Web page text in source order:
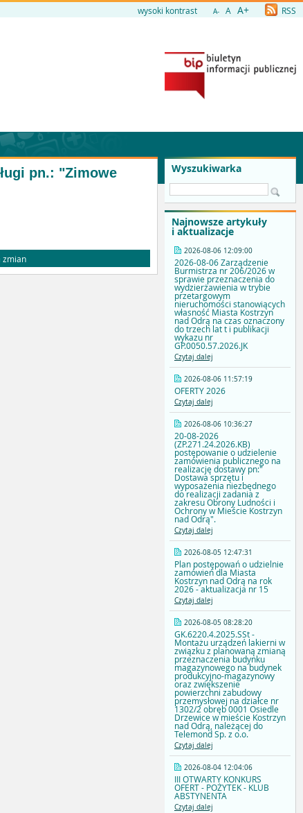
wysoki kontrast A- A A+ RSS
Wyszukiwarka
Najnowsze artykuły
i aktualizacje
2026-08-06 12:09:00
2026-08-06 Zarządzenie
Burmistrza nr 206/2026 w
sprawie przeznaczenia do
wydzierżawienia w trybie
przetargowym
nieruchomości stanowiących
własność Miasta Kostrzyn
nad Odrą na czas oznaczony
do trzech lat t i publikacji
wykazu nr
GP.0050.57.2026.JK
Czytaj dalej
2026-08-06 11:57:19
OFERTY 2026
Czytaj dalej
2026-08-06 10:36:27
20-08-2026
(ZP.271.24.2026.KB)
postępowanie o udzielenie
zamówienia publicznego na
realizację dostawy pn:"
Dostawa sprzętu i
wyposażenia niezbędnego
do realizacji zadania z
zakresu Obrony Ludności i
Ochrony w Mieście Kostrzyn
nad Odrą".
Czytaj dalej
2026-08-05 12:47:31
Plan postępowań o udzielnie
zamówień dla Miasta
Kostrzyn nad Odrą na rok
2026 - aktualizacja nr 15
Czytaj dalej
2026-08-05 08:28:20
GK.6220.4.2025.SSt -
Montażu urządzeń lakierni w
związku z planowaną zmianą
przeznaczenia budynku
magazynowego na budynek
produkcyjno-magazynowy
oraz zwiększenie
powierzchni zabudowy
przemysłowej na działce nr
1302/2 obręb 0001 Osiedle
Drzewice w mieście Kostrzyn
nad Odrą, należącej do
Telemond Sp. z o.o.
Czytaj dalej
2026-08-04 12:04:06
III OTWARTY KONKURS
OFERT - POŻYTEK - KLUB
ABSTYNENTA
Czytaj dalej
pn.: "Zimowe
zmian